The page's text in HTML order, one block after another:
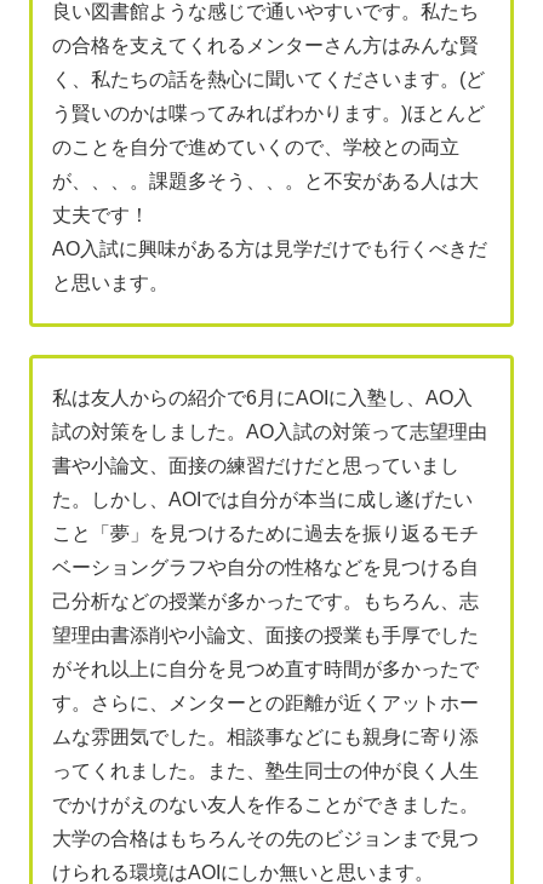
良い図書館ような感じで通いやすいです。私たち
の合格を支えてくれるメンターさん方はみんな賢
く、私たちの話を熱心に聞いてくださいます。(ど
う賢いのかは喋ってみればわかります。)ほとんど
のことを自分で進めていくので、学校との両立
が、、、。課題多そう、、。と不安がある人は大
丈夫です！
AO入試に興味がある方は見学だけでも行くべきだ
と思います。
私は友人からの紹介で6月にAOIに入塾し、AO入
試の対策をしました。AO入試の対策って志望理由
書や小論文、面接の練習だけだと思っていまし
た。しかし、AOIでは自分が本当に成し遂げたい
こと「夢」を見つけるために過去を振り返るモチ
ベーショングラフや自分の性格などを見つける自
己分析などの授業が多かったです。もちろん、志
望理由書添削や小論文、面接の授業も手厚でした
がそれ以上に自分を見つめ直す時間が多かったで
す。さらに、メンターとの距離が近くアットホー
ムな雰囲気でした。相談事などにも親身に寄り添
ってくれました。また、塾生同士の仲が良く人生
でかけがえのない友人を作ることができました。
大学の合格はもちろんその先のビジョンまで見つ
けられる環境はAOIにしか無いと思います。